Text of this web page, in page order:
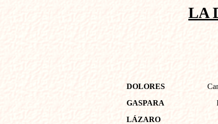
LA
DOLORES
GASPARA
LÁZARO